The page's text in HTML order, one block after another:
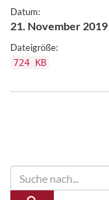
Datum:
21. November 2019
Dateigröße:
724 KB